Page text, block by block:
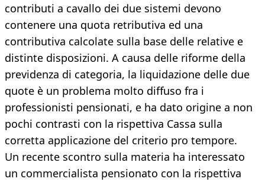
contributi a cavallo dei due sistemi devono
contenere una quota retributiva ed una
contributiva calcolate sulla base delle relative e
distinte disposizioni. A causa delle riforme della
previdenza di categoria, la liquidazione delle due
quote è un problema molto diffuso fra i
professionisti pensionati, e ha dato origine a non
pochi contrasti con la rispettiva Cassa sulla
corretta applicazione del criterio pro tempore.
Un recente scontro sulla materia ha interessato
un commercialista pensionato con la rispettiva